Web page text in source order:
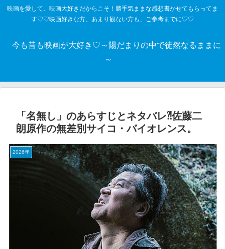
映画を愛して、映画大好きだからこそ！勝手気ままな感想書かせてもらってま
す♡♡映画好きな方、あまり観ない方も、ご参考までに♡♡
今も昔も映画が大好き♡～陽だまりの中で徒然なるままに
～
「名無し」のあらすじとネタバレ⁈佐藤二
朗原作の無差別サイコ・バイオレンス。
2026年